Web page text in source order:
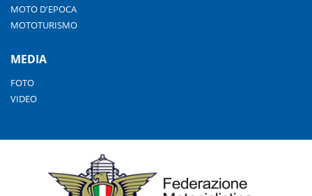
MOTO D'EPOCA
MOTOTURISMO
MEDIA
FOTO
VIDEO